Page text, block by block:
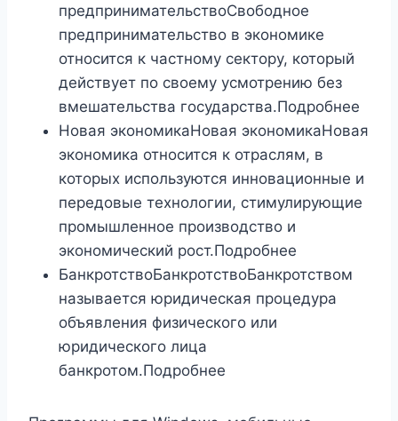
предпринимательствоСвободное
предпринимательство в экономике
относится к частному сектору, который
действует по своему усмотрению без
вмешательства государства.Подробнее
Новая экономикаНовая экономикаНовая
экономика относится к отраслям, в
которых используются инновационные и
передовые технологии, стимулирующие
промышленное производство и
экономический рост.Подробнее
БанкротствоБанкротствоБанкротством
называется юридическая процедура
объявления физического или
юридического лица
банкротом.Подробнее